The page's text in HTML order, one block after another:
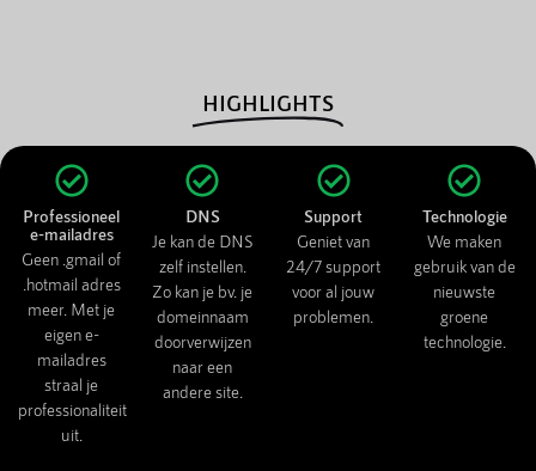
Professioneel
e-mailadres
Geen .gmail of
.hotmail adres
meer. Met je
eigen e-
mailadres
straal je
professionaliteit
uit.
DNS
Je kan de DNS
zelf instellen.
Zo kan je bv. je
domeinnaam
doorverwijzen
naar een
andere site.
Support
Geniet van
24/7 support
voor al jouw
problemen.
Technologie
We maken
gebruik van de
nieuwste
groene
technologie.
HIGHLIGHTS